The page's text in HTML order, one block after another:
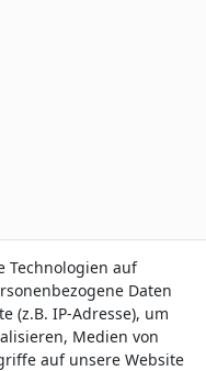
Technologien auf
Daten
(z.B. IP-Adresse), um
Medien von
auf unsere Website